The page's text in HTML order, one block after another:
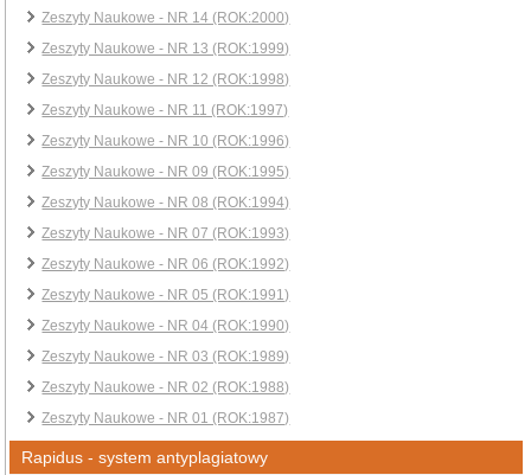
Zeszyty Naukowe - NR 14 (ROK:2000)
Zeszyty Naukowe - NR 13 (ROK:1999)
Zeszyty Naukowe - NR 12 (ROK:1998)
Zeszyty Naukowe - NR 11 (ROK:1997)
Zeszyty Naukowe - NR 10 (ROK:1996)
Zeszyty Naukowe - NR 09 (ROK:1995)
Zeszyty Naukowe - NR 08 (ROK:1994)
Zeszyty Naukowe - NR 07 (ROK:1993)
Zeszyty Naukowe - NR 06 (ROK:1992)
Zeszyty Naukowe - NR 05 (ROK:1991)
Zeszyty Naukowe - NR 04 (ROK:1990)
Zeszyty Naukowe - NR 03 (ROK:1989)
Zeszyty Naukowe - NR 02 (ROK:1988)
Zeszyty Naukowe - NR 01 (ROK:1987)
Rapidus - system antyplagiatowy